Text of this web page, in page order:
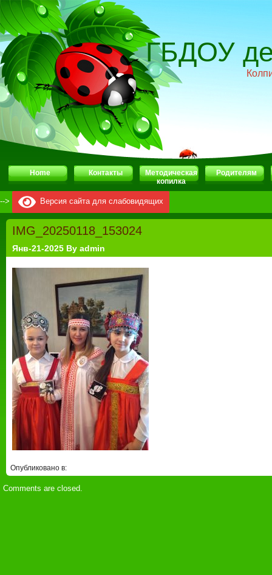
ГБДОУ
Home Контакты
Методическая
копилка
Родителям
--> Версия сайта для слабовидящих
IMG_20250118_153024
Янв-21-2025 By admin
Опубликовано в:
Comments are closed.